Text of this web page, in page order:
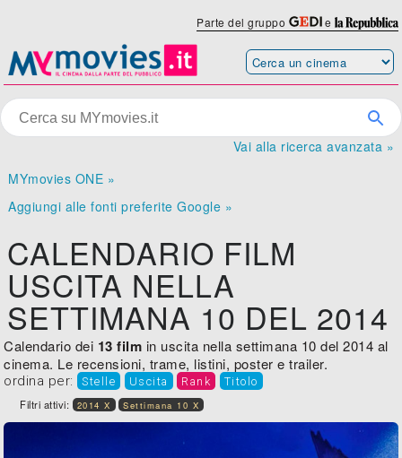
Parte del gruppo e
Vai alla ricerca avanzata »
MYmovies ONE »
Aggiungi alle fonti preferite Google »
CALENDARIO FILM
USCITA NELLA
SETTIMANA 10 DEL 2014
Calendario dei 13 film in uscita nella settimana 10 del 2014 al
cinema. Le recensioni, trame, listini, poster e trailer.
ordina per: Stelle Uscita Rank Titolo
Filtri attivi: 2014 X Settimana 10 X